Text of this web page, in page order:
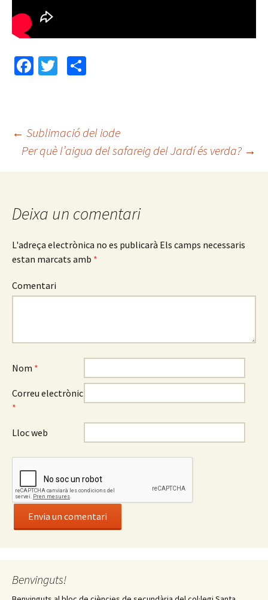
Fa
o
o
k
T
er p
ar
te
Navegació
pels
articles
← Sublimació del iode
Per què l’aigua del safareig del Jardí és verda? →
Deixa un comentari
L'adreça electrònica no es publicarà Els camps necessaris
estan marcats amb *
Comentari
Nom *
Correu electrònic
*
Lloc web
Benvinguts!